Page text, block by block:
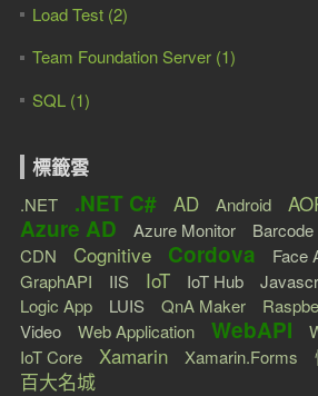
Load Test (2)
Team Foundation Server (1)
SQL (1)
標籤雲
.NET .NET C# AD Android
Azure AD
Azure Monitor Barcode
CDN Cognitive Cordova Face
GraphAPI
IIS IoT IoT Hub
Logic App
LUIS QnA Maker
Video
Web Application WebAPI
IoT Core
Xamarin Xamarin.Forms
百大名城